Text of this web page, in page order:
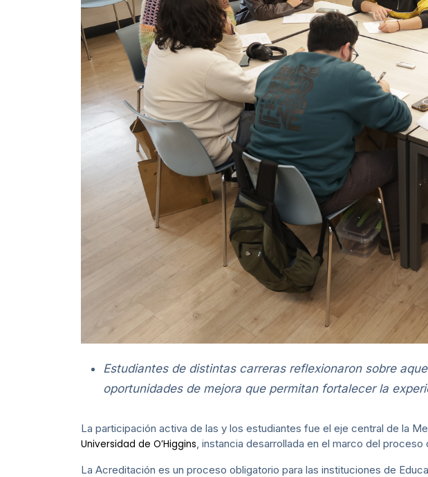
Estudiantes de distintas carreras reflexionaron sobre
oportunidades de mejora que permitan fortalecer la
La participación activa de las y los estudiantes fue el eje central de la
Universidad de O’Higgins, instancia desarrollada en el marco del
La Acreditación es un proceso obligatorio para las instituciones de